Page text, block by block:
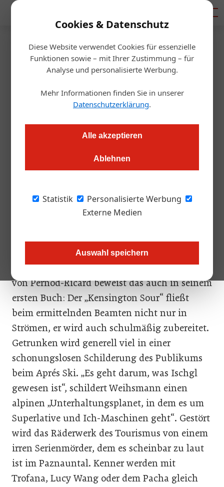
Cookies & Datenschutz
Diese Website verwendet Cookies für essenzielle
Funktionen sowie – mit Ihrer Zustimmung – für
Analyse und personalisierte Werbung.
Mehr Informationen finden Sie in unserer
Datenschutzerklärung.
Alle akzeptieren
Ablehnen
Statistik
Personalisierte Werbung
Externe Medien
Auswahl speichern
Startseite/Gastro & Hotel
„Ischgler Schnee“ – Ein harter
Krimi
Eine Hommage und „Overtourism“-Kritik in einem ist Gert
Weihsmanns Bucherstling geworden. Und Corona kommt auf
Die heimische Bar-Szene kannte Gert
kenntnisreichsten Spirituosen-Vertreter.
Der Außendienstler für Premium-Produkte
von Pernod-Ricard beweist das auch in seinem
ersten Buch: Der „Kensington Sour“ fließt
beim ermittelnden Beamten nicht nur in
Strömen, er wird auch schulmäßig zubereitet.
Getrunken wird generell viel in einer
schonungslosen Schilderung des Publikums
beim Aprés Ski. „Es geht darum, was Ischgl
gewesen ist“, schildert Weihsmann einen
alpinen „Unterhaltungsplanet, in dem es um
Superlative und Ich-Maschinen geht“. Gestört
wird das Räderwerk des Tourismus von einem
irren Serienmörder, dem es scheinbar zu laut
ist im Paznauntal. Kenner werden mit
Trofana, Lucy Wang oder dem Pacha gleich